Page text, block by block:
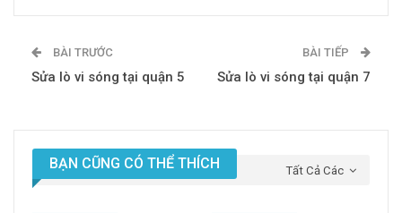
BÀI TRƯỚC
Sửa lò vi sóng tại quận 5
BÀI TIẾP
Sửa lò vi sóng tại quận 7
Tất Cả Các
BẠN CŨNG CÓ THỂ THÍCH